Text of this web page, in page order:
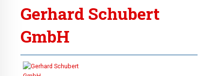
Gerhard Schubert
GmbH